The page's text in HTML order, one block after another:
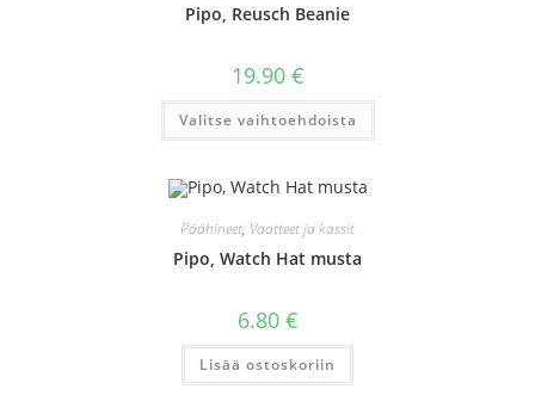
Pipo, Reusch Beanie
19.90 €
Valitse vaihtoehdoista
Tällä
on
Päähineet, Vaatteet ja kassit
Pipo, Watch Hat musta
6.80 €
Lisää ostoskoriin